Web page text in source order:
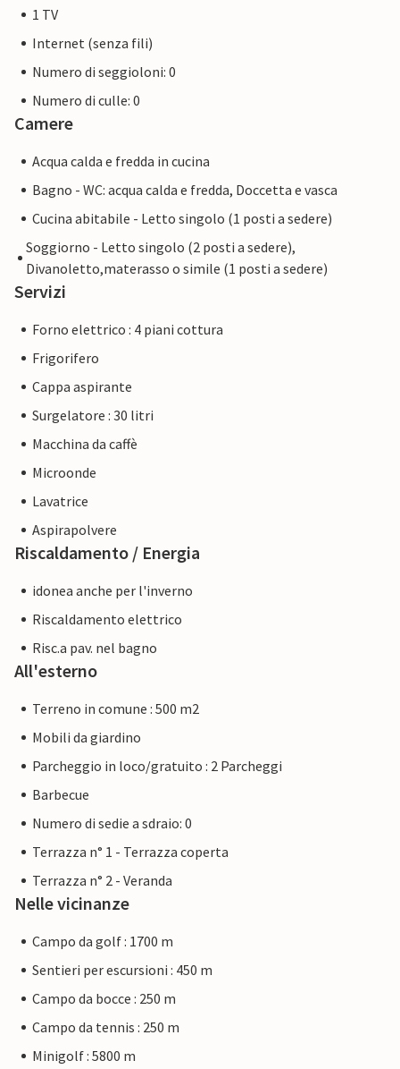
1 TV
Internet (senza fili)
Numero di seggioloni: 0
Numero di culle: 0
Camere
Acqua calda e fredda in cucina
Bagno - WC: acqua calda e fredda, Doccetta e vasca
Cucina abitabile - Letto singolo (1 posti a sedere)
Soggiorno - Letto singolo (2 posti a sedere),
Divanoletto,materasso o simile (1 posti a sedere)
Servizi
Forno elettrico : 4 piani cottura
Frigorifero
Cappa aspirante
Surgelatore : 30 litri
Macchina da caffè
Microonde
Lavatrice
Aspirapolvere
Riscaldamento / Energia
idonea anche per l'inverno
Riscaldamento elettrico
Risc.a pav. nel bagno
All'esterno
Terreno in comune : 500 m2
Mobili da giardino
Parcheggio in loco/gratuito : 2 Parcheggi
Barbecue
Numero di sedie a sdraio: 0
Terrazza n° 1 - Terrazza coperta
Terrazza n° 2 - Veranda
Nelle vicinanze
Campo da golf : 1700 m
Sentieri per escursioni : 450 m
Campo da bocce : 250 m
Campo da tennis : 250 m
Minigolf : 5800 m